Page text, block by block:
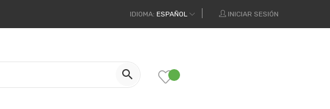
IDIOMA: ESPAÑOL INICIAR SESIÓN
